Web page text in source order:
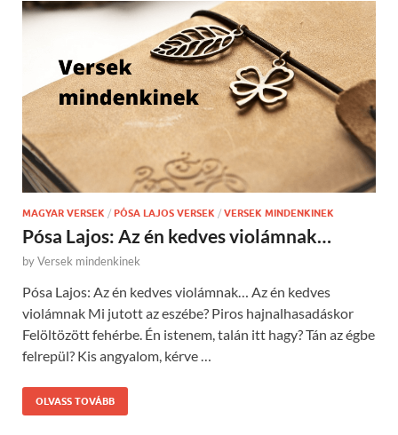
MAGYAR VERSEK / PÓSA LAJOS VERSEK / VERSEK MINDENKINEK
Pósa Lajos: Az én kedves violámnak…
byVersek mindenkinek
Pósa Lajos: Az én kedves violámnak… Az én kedves
violámnak Mi jutott az eszébe? Piros hajnalhasadáskor
Felöltözött fehérbe. Én istenem, talán itt hagy? Tán az égbe
felrepül? Kis angyalom, kérve …
OLVASS TOVÁBB